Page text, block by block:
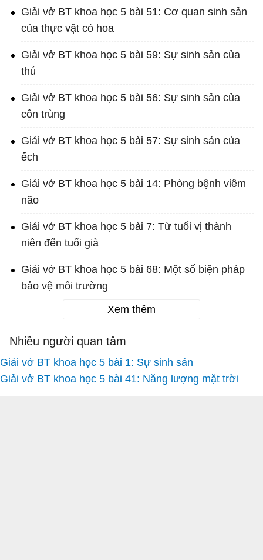
Giải vở BT khoa học 5 bài 51: Cơ quan sinh sản
của thực vật có hoa
Giải vở BT khoa học 5 bài 59: Sự sinh sản của
thú
Giải vở BT khoa học 5 bài 56: Sự sinh sản của
côn trùng
Giải vở BT khoa học 5 bài 57: Sự sinh sản của
ếch
Giải vở BT khoa học 5 bài 14: Phòng bệnh viêm
não
Giải vở BT khoa học 5 bài 7: Từ tuổi vị thành
niên đến tuổi già
Giải vở BT khoa học 5 bài 68: Một số biện pháp
bảo vệ môi trường
Xem thêm
Nhiều người quan tâm
Giải vở BT khoa học 5 bài 1: Sự sinh sản
Giải vở BT khoa học 5 bài 41: Năng lượng mặt trời